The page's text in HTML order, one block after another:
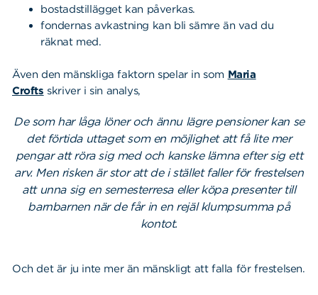
bostadstillägget kan påverkas.
fondernas avkastning kan bli sämre än vad du
räknat med.
Även den mänskliga faktorn spelar in som Maria
Crofts skriver i sin analys,
De som har låga löner och ännu lägre pensioner kan se
det förtida uttaget som en möjlighet att få lite mer
pengar att röra sig med och kanske lämna efter sig ett
arv. Men risken är stor att de i stället faller för frestelsen
att unna sig en semester­resa eller köpa presenter till
barnbarnen när de får in en rejäl klumpsumma på
kontot.
Och det är ju inte mer än mänskligt att falla för frestelsen.